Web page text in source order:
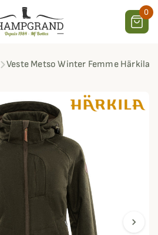
0
Veste Metso Winter Femme Härkila
chevron_right